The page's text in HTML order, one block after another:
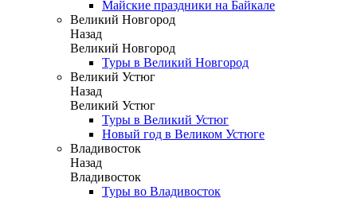
Майские праздники на Байкале
Великий Новгород
Назад
Великий Новгород
Туры в Великий Новгород
Великий Устюг
Назад
Великий Устюг
Туры в Великий Устюг
Новый год в Великом Устюге
Владивосток
Назад
Владивосток
Туры во Владивосток